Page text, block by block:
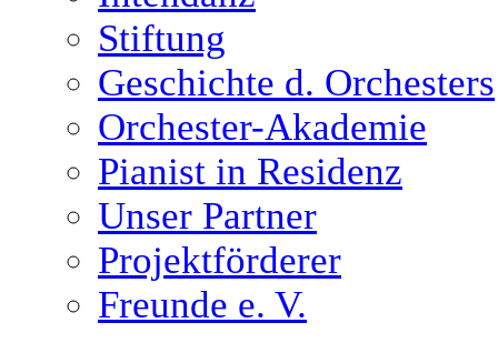
Stiftung
Geschichte d. Orchesters
Orchester-Akademie
Pianist in Residenz
Unser Partner
Projektförderer
Freunde e. V.